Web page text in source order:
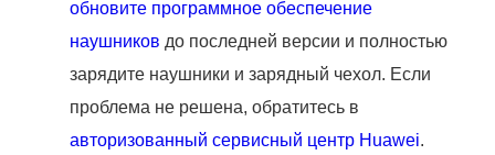
обновите программное обеспечение
наушников до последней версии и полностью
зарядите наушники и зарядный чехол. Если
проблема не решена, обратитесь в
авторизованный сервисный центр Huawei.